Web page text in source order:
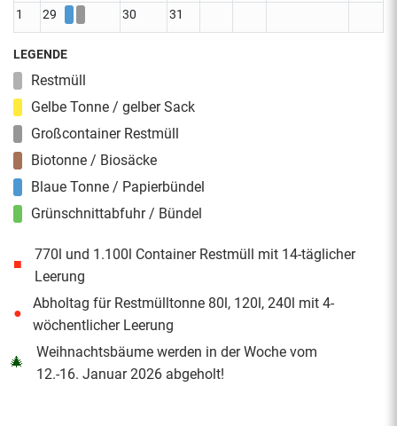
1
29 30 31
LEGENDE
Restmüll
Gelbe Tonne / gelber Sack
Großcontainer Restmüll
Biotonne / Biosäcke
Blaue Tonne / Papierbündel
Grünschnittabfuhr / Bündel
■
770l und 1.100l Container Restmüll mit 14-täglicher
Leerung
●
Abholtag für Restmülltonne 80l, 120l, 240l mit 4-
wöchentlicher Leerung
🎄
Weihnachtsbäume werden in der Woche vom
12.-16. Januar 2026 abgeholt!